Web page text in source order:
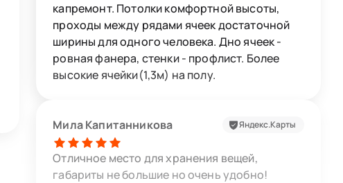
капремонт. Потолки комфортной высоты,
проходы между рядами ячеек достаточной
ширины для одного человека. Дно ячеек -
ровная фанера, стенки - профлист. Более
высокие ячейки(1,3м) на полу.
Яндекс.Карты
Мила Капитанникова
Отличное место для хранения вещей,
габариты не большие но очень удобно!